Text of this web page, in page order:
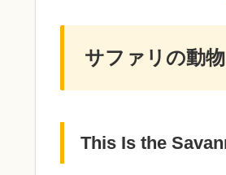
サファリの動
This Is the